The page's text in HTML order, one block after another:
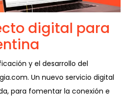
digital para
y el desarrollo del
Un nuevo servicio digital
para fomentar la conexión e